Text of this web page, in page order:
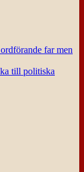
far men
till politiska